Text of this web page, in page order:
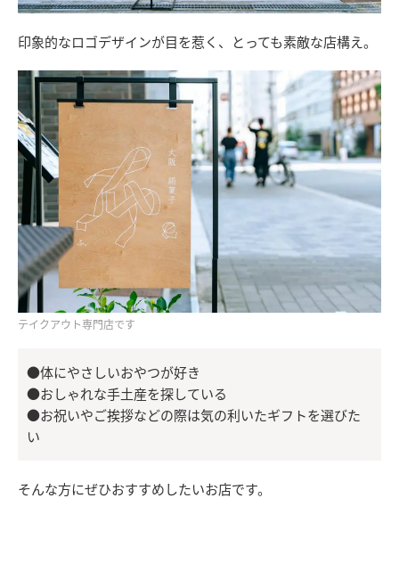
印象的なロゴデザインが目を惹く、とっても素敵な店構え。
テイクアウト専門店です
●体にやさしいおやつが好き
●おしゃれな手土産を探している
●お祝いやご挨拶などの際は気の利いたギフトを選びた
い
そんな方にぜひおすすめしたいお店です。